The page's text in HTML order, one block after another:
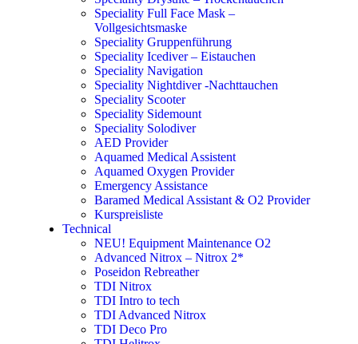
Speciality Full Face Mask –
Vollgesichtsmaske
Speciality Gruppenführung
Speciality Icediver – Eistauchen
Speciality Navigation
Speciality Nightdiver -Nachttauchen
Speciality Scooter
Speciality Sidemount
Speciality Solodiver
AED Provider
Aquamed Medical Assistent
Aquamed Oxygen Provider
Emergency Assistance
Baramed Medical Assistant & O2 Provider
Kurspreisliste
Technical
NEU! Equipment Maintenance O2
Advanced Nitrox – Nitrox 2*
Poseidon Rebreather
TDI Nitrox
TDI Intro to tech
TDI Advanced Nitrox
TDI Deco Pro